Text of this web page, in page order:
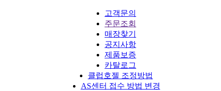
고객문의
주문조회
매장찾기
공지사항
제품보증
카탈로그
클럽호젤 조정방법
AS센터 접수 방법 변경